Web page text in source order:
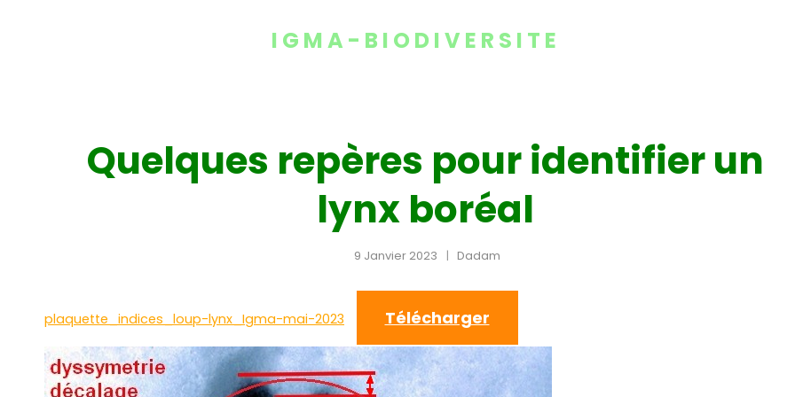
IGMA-BIODIVERSITE
Quelques repères pour identifier un
lynx boréal
9 Janvier 2023 Dadam
plaquette_indices_loup-lynx_Igma-mai-2023 Télécharger